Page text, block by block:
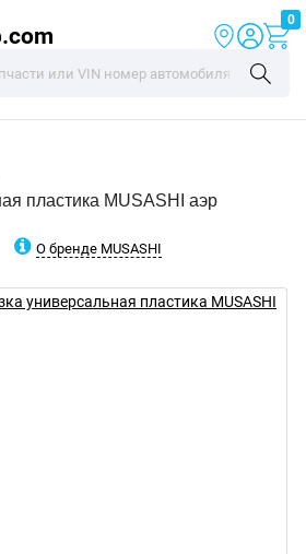
0
пластика MUSASHI аэр
О бренде MUSASHI